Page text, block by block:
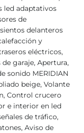
led adaptativos
de
delanteros
y
eléctricos,
garaje, Apertura,
sonido MERIDIAN
beige, Volante
Control crucero
e interior en led
de tráfico,
Aviso de